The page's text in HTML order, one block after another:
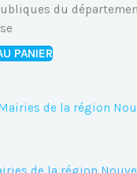
du
PANIER